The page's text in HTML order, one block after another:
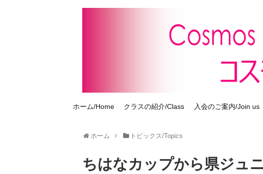
ホーム/Home クラスの紹介/Class 入会のご案内/Join us
ホーム トピックス/Topics
ちはなカップから県ジュ